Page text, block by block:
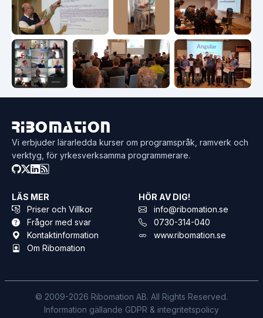
Ribomation
Vi erbjuder lärarledda kurser om programspråk, ramverk och
verktyg, för yrkesverksamma programmerare.
LÄS MER
Priser och Villkor
Frågor med svar
Kontaktinformation
Om Ribomation
HÖR AV DIG!
info@ribomation.se
0730-314-040
www.ribomation.se
© 2009-2026 Ribomation AB. All Rights Reserved.
Information gällande GDPR & integritetspolicy